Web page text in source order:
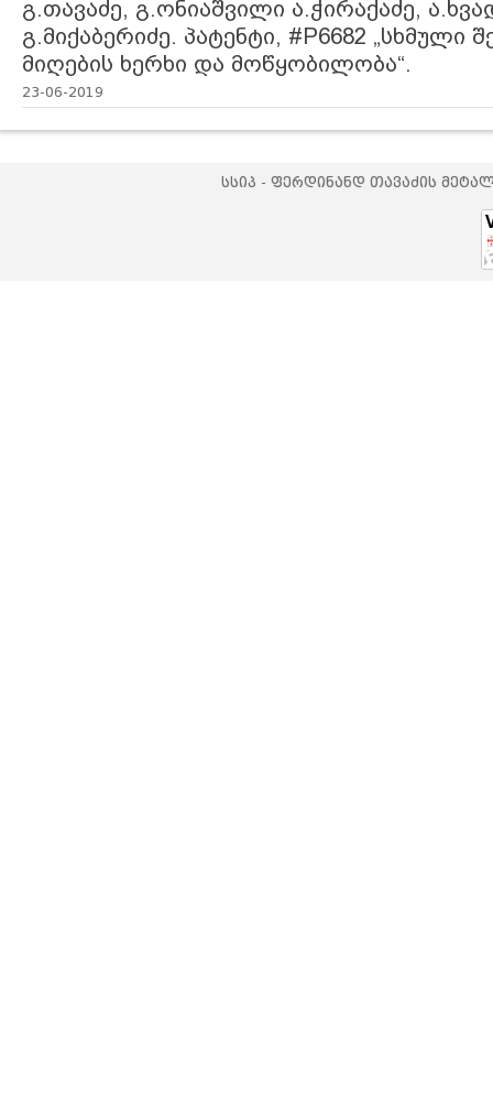
გ.თავაძე, გ.ონიაშვილი ა.ჭირაქაძე,
გ.მიქაბერიძე. პატენტი, #P6682 „სხმული
მიღების ხერხი და მოწყობილობა“.
23-06-2019
სსიპ - ფერდინანდ თავაძის